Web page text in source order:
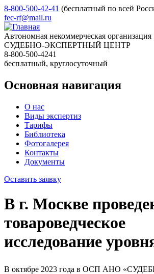
8-800-500-42-41 (бесплатный по всей
fec-rf@mail.ru
Автономная некоммерческая организация
СУДЕБНО-ЭКСПЕРТНЫЙ ЦЕНТР
8-800-500-4241
бесплатный, круглосуточный
Основная навигация
О нас
Виды экспертиз
Тарифы
Библиотека
Фотогалерея
Контакты
Документы
Оставить заявку
В г. Москве
товароведческое
исследование
В октябре 2023 года в ОСП АНО